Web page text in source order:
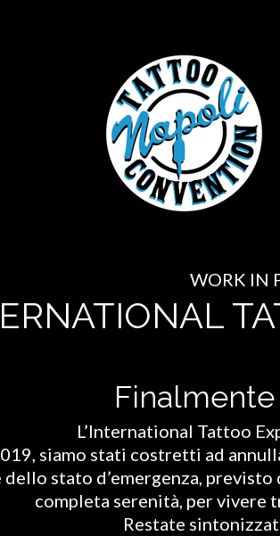
WORK IN
Finalmente
L’International Tattoo
siamo stati costretti ad
stato d’emergenza,
completa serenità, per
Restate